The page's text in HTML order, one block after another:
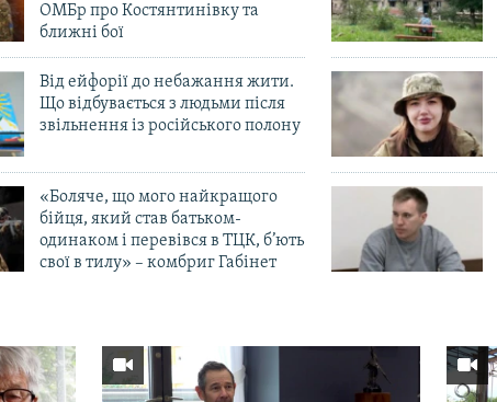
ОМБр про Костянтинівку та
ближні бої
Від ейфорії до небажання жити.
Що відбувається з людьми після
звільнення із російського полону
«Боляче, що мого найкращого
бійця, який став батьком-
одинаком і перевівся в ТЦК, б’ють
свої в тилу» – комбриг Габінет